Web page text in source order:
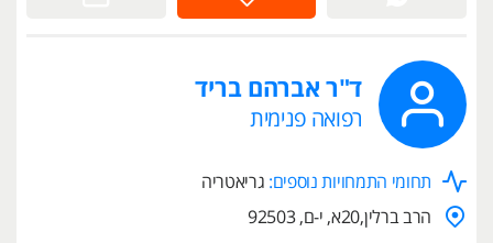
ד"ר אברהם בריד
רפואה פנימית
תחומי התמחויות נוספים: גריאטריה
הרב ברלין,20א, י-ם, 92503